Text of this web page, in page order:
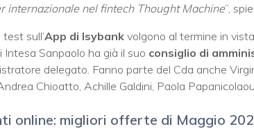
internazionale nel fintech Thought Machine”,
sull’App di Isybank volgono al termine in
Intesa Sanpaolo ha già il suo consiglio di
delegato. Fanno parte del Cda anche
Chioatto, Achille Galdini, Paola Papanicolaou.
online: migliori offerte di Maggio